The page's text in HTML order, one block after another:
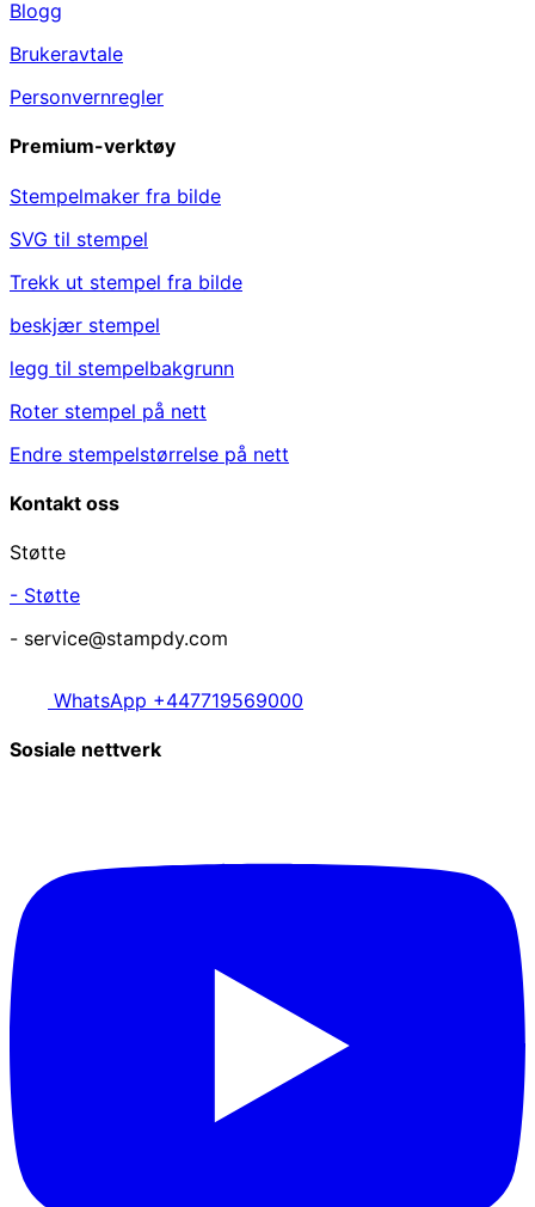
Blogg
Brukeravtale
Personvernregler
Premium-verktøy
Stempelmaker fra bilde
SVG til stempel
Trekk ut stempel fra bilde
beskjær stempel
legg til stempelbakgrunn
Roter stempel på nett
Endre stempelstørrelse på nett
Kontakt oss
Støtte
- Støtte
- service@stampdy.com
WhatsApp +447719569000
Sosiale nettverk